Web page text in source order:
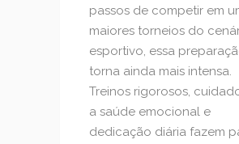
passos de competir em
maiores torneios do
esportivo, essa
torna ainda mais intensa.
Treinos rigorosos,
a saúde emocional e
dedicação diária fazem